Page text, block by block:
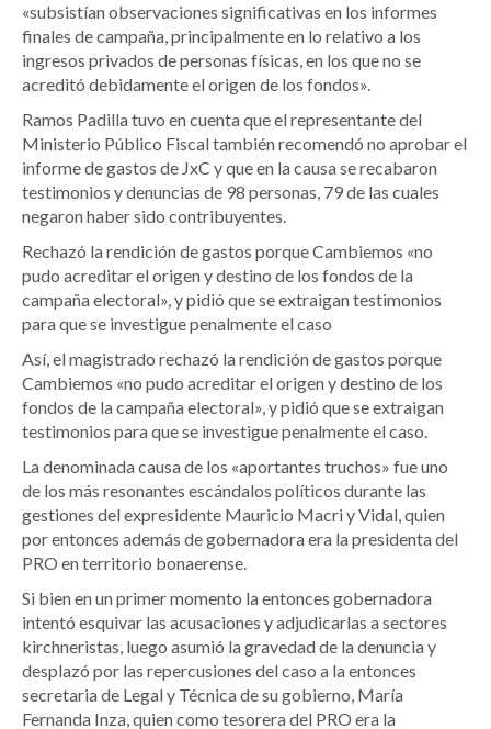
«subsistían observaciones significativas en los informes
finales de campaña, principalmente en lo relativo a los
ingresos privados de personas físicas, en los que no se
acreditó debidamente el origen de los fondos».
Ramos Padilla tuvo en cuenta que el representante del
Ministerio Público Fiscal también recomendó no aprobar el
informe de gastos de JxC y que en la causa se recabaron
testimonios y denuncias de 98 personas, 79 de las cuales
negaron haber sido contribuyentes.
Rechazó la rendición de gastos porque Cambiemos «no
pudo acreditar el origen y destino de los fondos de la
campaña electoral», y pidió que se extraigan testimonios
para que se investigue penalmente el caso
Así, el magistrado rechazó la rendición de gastos porque
Cambiemos «no pudo acreditar el origen y destino de los
fondos de la campaña electoral», y pidió que se extraigan
testimonios para que se investigue penalmente el caso.
La denominada causa de los «aportantes truchos» fue uno
de los más resonantes escándalos políticos durante las
gestiones del expresidente Mauricio Macri y Vidal, quien
por entonces además de gobernadora era la presidenta del
PRO en territorio bonaerense.
Si bien en un primer momento la entonces gobernadora
intentó esquivar las acusaciones y adjudicarlas a sectores
kirchneristas, luego asumió la gravedad de la denuncia y
desplazó por las repercusiones del caso a la entonces
secretaria de Legal y Técnica de su gobierno, María
Fernanda Inza, quien como tesorera del PRO era la